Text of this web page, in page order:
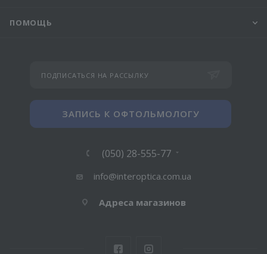
ПОМОЩЬ
ПОДПИСАТЬСЯ НА РАССЫЛКУ
ЗАПИСЬ К ОФТОЛЬМОЛОГУ
(050) 28-555-77
info@interoptica.com.ua
Адреса магазинов